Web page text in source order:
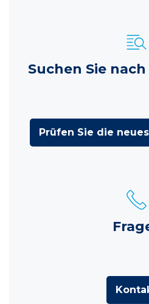
Suchen Sie
Prüfen Sie die